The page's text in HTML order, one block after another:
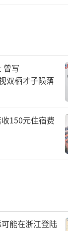
曾写
双栖才子陨落
150元住宿费
能在浙江登陆